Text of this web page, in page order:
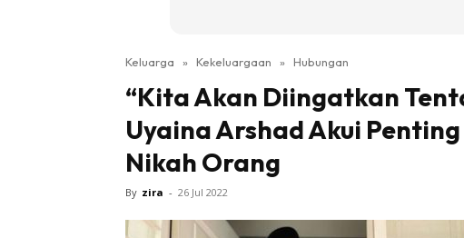
Keluarga » Kekeluargaan » Hubungan
“Kita Akan Diingatkan
Uyaina Arshad Akui
Nikah Orang
By zira - 26 Jul 2022